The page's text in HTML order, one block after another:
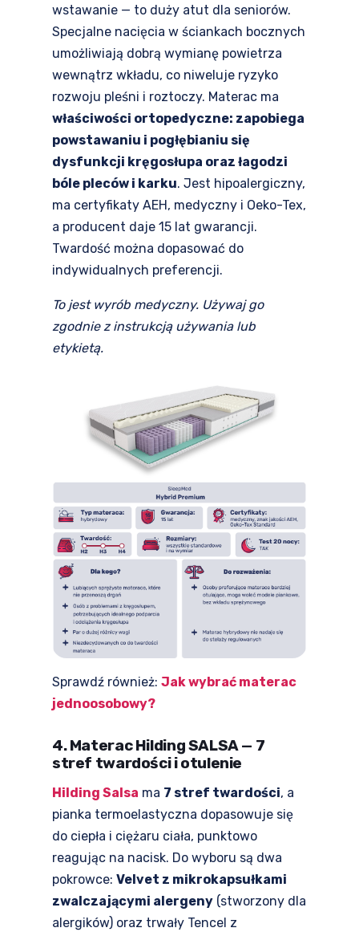
wstawanie — to duży atut dla seniorów.
Specjalne nacięcia w ściankach bocznych
umożliwiają dobrą wymianę powietrza
wewnątrz wkładu, co niweluje ryzyko
rozwoju pleśni i roztoczy. Materac ma
właściwości ortopedyczne: zapobiega
powstawaniu i pogłębianiu się
dysfunkcji kręgosłupa oraz łagodzi
bóle pleców i karku. Jest hipoalergiczny,
ma certyfikaty AEH, medyczny i Oeko-Tex,
a producent daje 15 lat gwarancji.
Twardość można dopasować do
indywidualnych preferencji.
To jest wyrób medyczny. Używaj go
zgodnie z instrukcją używania lub
etykietą.
Sprawdź również: Jak wybrać materac
jednoosobowy?
4. Materac Hilding SALSA — 7
stref twardości i otulenie
Hilding Salsa ma 7 stref twardości, a
pianka termoelastyczna dopasowuje się
do ciepła i ciężaru ciała, punktowo
reagując na nacisk. Do wyboru są dwa
pokrowce: Velvet z mikrokapsułkami
zwalczającymi alergeny (stworzony dla
alergików) oraz trwały Tencel z